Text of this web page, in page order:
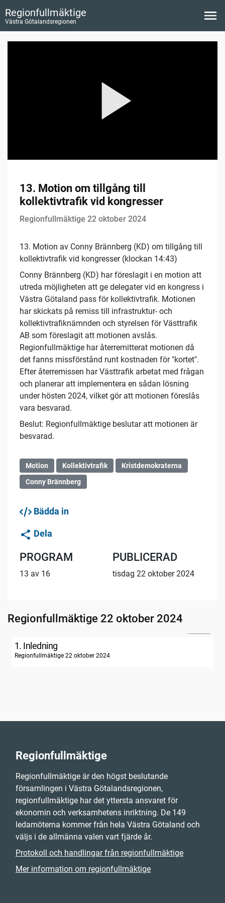
Regionfullmäktige
Västra Götalandsregionen
13. Motion om tillgång till
kollektivtrafik vid kongresser
Regionfullmäktige 22 oktober 2024
13. Motion av Conny Brännberg (KD) om tillgång till
kollektivtrafik vid kongresser (klockan 14:43)
Conny Brännberg (KD) har föreslagit i en motion att
utreda möjligheten att ge delegater vid en kongress i
Västra Götaland pass för kollektivtrafik. Motionen
har skickats på remiss till infrastruktur- och
kollektivtrafiknämnden och styrelsen för Västtrafik
AB som föreslagit att motionen avslås.
Regionfullmäktige har återremitterat motionen då
det fanns missförstånd runt kostnaden för "kortet".
Efter återremissen har Västtrafik arbetat med frågan
och planerar att implementera en sådan lösning
under hösten 2024, vilket gör att motionen föreslås
vara besvarad.
Beslut: Regionfullmäktige beslutar att motionen är
besvarad.
Motion Kollektivtrafik
Kristdemokraterna
Conny Brännberg
Bädda in
Dela
PROGRAM
13 av 16
PUBLICERAD
tisdag 22 oktober 2024
Regionfullmäktige 22 oktober 2024
1. Inledning
Regionfullmäktige 22 oktober 2024
Regionfullmäktige
Regionfullmäktige är den högst beslutande
församlingen i Västra Götalandsregionen,
regionfullmäktige har det yttersta ansvaret för
ekonomin och verksamhetens inriktning. De 149
ledamöterna kommer från hela Västra Götaland och
väljs i de allmänna valen vart fjärde år.
Protokoll och handlingar från regionfullmäktige
Mer information om regionfullmäktige